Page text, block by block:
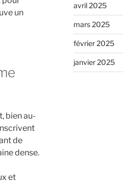
un
bien au-
de
dense.
et
avril 2025
mars 2025
février 2025
janvier 2025